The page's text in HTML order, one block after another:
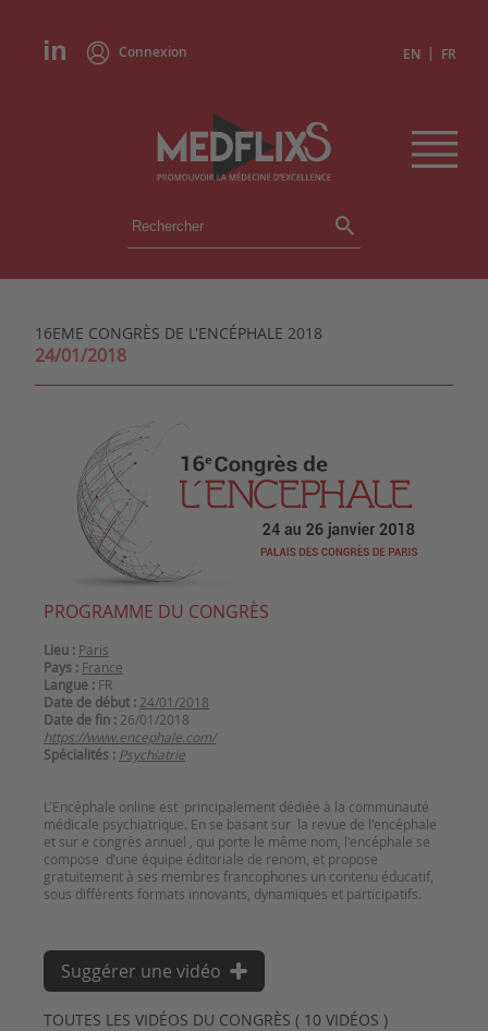
Connexion EN | FR
ÉVÉNEMENTS
INSTITUTIONS
EXPERTS
CONGRÈS EN RÉSUMÉ
16EME CONGRÈS DE L'ENCÉPHALE 2018
24/01/2018
PROGRAMME DU CONGRÈS
Lieu : Paris
Pays : France
Langue : FR
Date de début : 24/01/2018
Date de fin : 26/01/2018
https://www.encephale.com/
Spécialités : Psychiatrie
L'Encéphale online est principalement dédiée à la communauté
médicale psychiatrique. En se basant sur la revue de l'encéphale
et sur e congrès annuel , qui porte le même nom, l'encéphale se
compose d’une équipe éditoriale de renom, et propose
gratuitement à ses membres francophones un contenu éducatif,
TOUTES LES VIDÉOS DU CONGRÈS ( 10 VIDÉOS )
Suggérer une vidéo